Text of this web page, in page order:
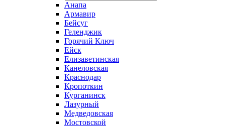
Анапа
Армавир
Бейсуг
Геленджик
Горячий Ключ
Ейск
Елизаветинская
Канеловская
Краснодар
Кропоткин
Курганинск
Лазурный
Медведовская
Мостовской